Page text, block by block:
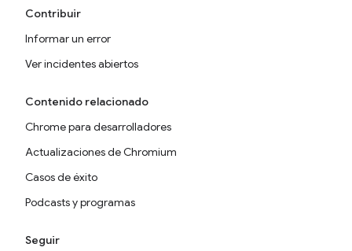
Contribuir
Informar un error
Ver incidentes abiertos
Contenido relacionado
Chrome para desarrolladores
Actualizaciones de Chromium
Casos de éxito
Podcasts y programas
Seguir